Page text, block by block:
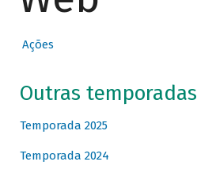
Ações
Outras temporadas
Temporada 2025
Temporada 2024